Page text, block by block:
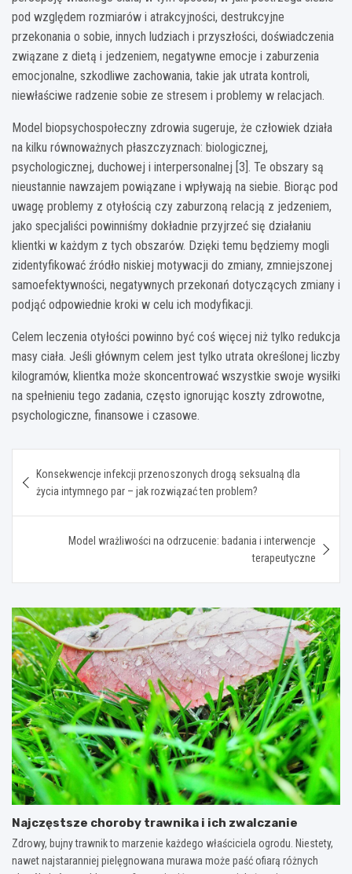
pod względem rozmiarów i atrakcyjności, destrukcyjne
przekonania o sobie, innych ludziach i przyszłości, doświadczenia
związane z dietą i jedzeniem, negatywne emocje i zaburzenia
emocjonalne, szkodliwe zachowania, takie jak utrata kontroli,
niewłaściwe radzenie sobie ze stresem i problemy w relacjach.
Model biopsychospołeczny zdrowia sugeruje, że człowiek działa
na kilku równoważnych płaszczyznach: biologicznej,
psychologicznej, duchowej i interpersonalnej [3]. Te obszary są
nieustannie nawzajem powiązane i wpływają na siebie. Biorąc pod
uwagę problemy z otyłością czy zaburzoną relacją z jedzeniem,
jako specjaliści powinniśmy dokładnie przyjrzeć się działaniu
klientki w każdym z tych obszarów. Dzięki temu będziemy mogli
zidentyfikować źródło niskiej motywacji do zmiany, zmniejszonej
samoefektywności, negatywnych przekonań dotyczących zmiany i
podjąć odpowiednie kroki w celu ich modyfikacji.
Celem leczenia otyłości powinno być coś więcej niż tylko redukcja
masy ciała. Jeśli głównym celem jest tylko utrata określonej liczby
kilogramów, klientka może skoncentrować wszystkie swoje wysiłki
na spełnieniu tego zadania, często ignorując koszty zdrowotne,
psychologiczne, finansowe i czasowe.
wpisu
Konsekwencje infekcji przenoszonych drogą seksualną dla
życia intymnego par – jak rozwiązać ten problem?
Model wrażliwości na odrzucenie: badania i interwencje
terapeutyczne
Najczęstsze choroby trawnika i ich zwalczanie
Zdrowy, bujny trawnik to marzenie każdego właściciela ogrodu. Niestety,
nawet najstaranniej pielęgnowana murawa może paść ofiarą różnych